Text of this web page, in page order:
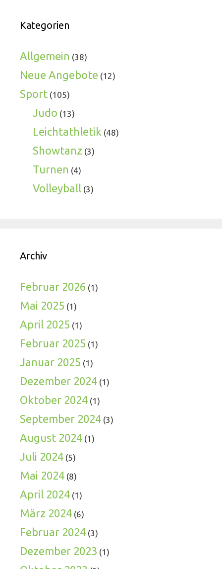
Kategorien
Allgemein (38)
Neue Angebote (12)
Sport (105)
Judo (13)
Leichtathletik (48)
Showtanz (3)
Turnen (4)
Volleyball(3)
Archiv
Februar 2026 (1)
Mai 2025 (1)
April 2025 (1)
Februar 2025 (1)
Januar 2025 (1)
Dezember 2024 (1)
Oktober 2024 (1)
September 2024 (3)
August 2024 (1)
Juli 2024 (5)
Mai 2024 (8)
April 2024 (1)
März 2024 (6)
Februar 2024 (3)
Dezember 2023 (1)